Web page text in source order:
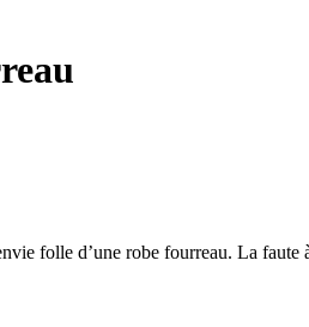
folle d’une robe fourreau. La